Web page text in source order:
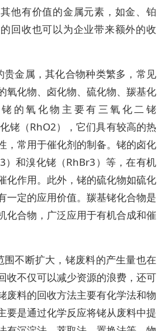
他有价值的金属元素，如金、铂
回收也可以为企业带来额外的收
贵金属，其化合物种类繁多，常见
氧化物、卤化物、硫化物、羰基化
的氧化物主要有三氧化二铑
铑（RhO2），它们具有较高的热
，常用于催化剂的制备。铑的卤化
）和溴化铑（RhBr3）等，在有机
化作用。此外，铑的硫化物如硫化
一定的应用价值。羰基铑化合物是
化合物，广泛应用于有机合成和催
围不断扩大，铑废料的产生量也在
收不仅可以减少资源的浪费，还可
废料的回收方法主要有化学法和物
要是通过化学反应将铑从废料中提